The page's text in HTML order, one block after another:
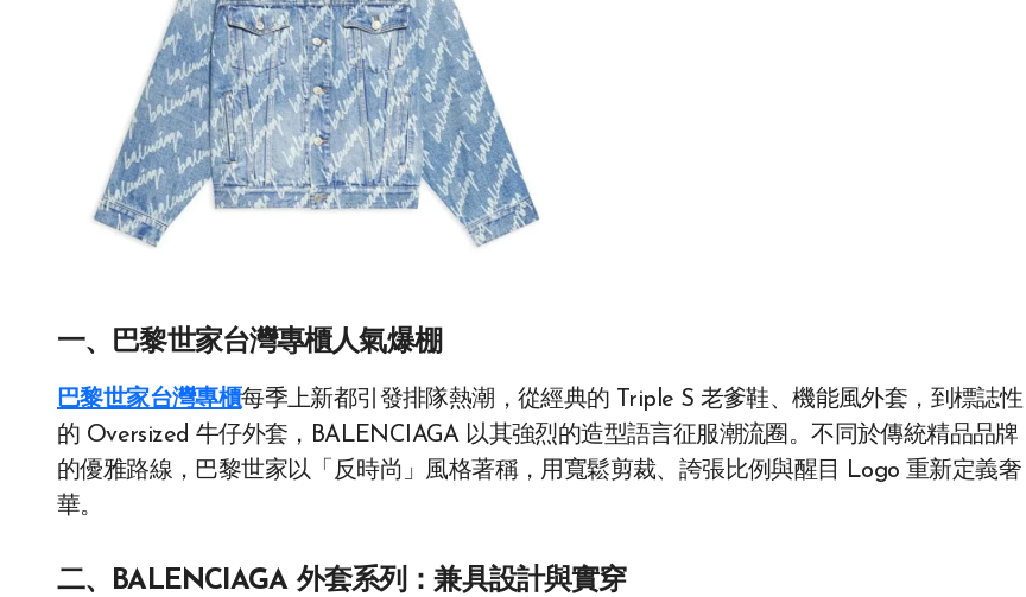
一、巴黎世家台灣專櫃人氣爆棚
巴黎世家台灣專櫃每季上新都引發排隊熱潮，從經典的 Triple S 老爹鞋、機能風外套，到標誌性
的 Oversized 牛仔外套，BALENCIAGA 以其強烈的造型語言征服潮流圈。不同於傳統精品品牌
的優雅路線，巴黎世家以「反時尚」風格著稱，用寬鬆剪裁、誇張比例與醒目 Logo 重新定義奢
華。
二、BALENCIAGA 外套系列：兼具設計與實穿